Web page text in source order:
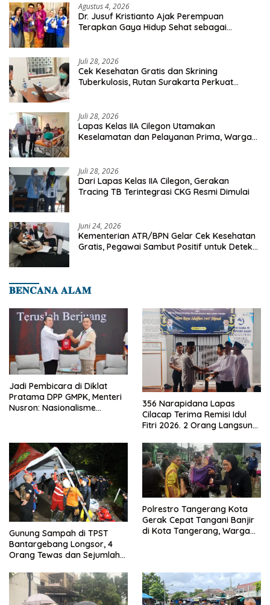
Agustus 4, 2026
Dr. Jusuf Kristianto Ajak Perempuan
Terapkan Gaya Hidup Sehat sebagai
Juli 28, 2026
Cek Kesehatan Gratis dan Skrining
Tuberkulosis, Rutan Surakarta Perkuat
Juli 28, 2026
Lapas Kelas IIA Cilegon Utamakan
Keselamatan dan Pelayanan Prima, Warga
Juli 28, 2026
Dari Lapas Kelas IIA Cilegon, Gerakan
Tracing TB Terintegrasi CKG Resmi Dimulai
Juni 24, 2026
Kementerian ATR/BPN Gelar Cek Kesehatan
Gratis, Pegawai Sambut Positif untuk Deteksi
𝐁𝐄𝐍𝐂𝐀𝐍𝐀 𝐀𝐋𝐀𝐌
Jadi Pembicara di Diklat
Pratama DPP GMPK, Menteri
Nusron: Nasionalisme
356 Narapidana Lapas
Cilacap Terima Remisi Idul
Fitri 2026. 2 Orang Langsung
Gunung Sampah di TPST
Bantargebang Longsor, 4
Orang Tewas dan Sejumlah
Polrestro Tangerang Kota
Gerak Cepat Tangani Banjir
di Kota Tangerang, Warga